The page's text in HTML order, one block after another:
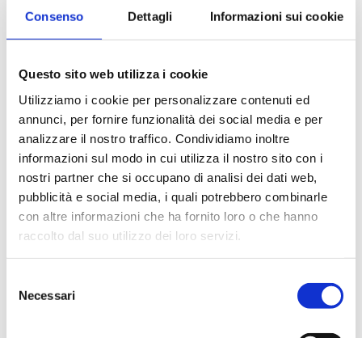
Consenso Dettagli Informazioni sui cookie
Questo sito web utilizza i cookie
Utilizziamo i cookie per personalizzare contenuti ed
annunci, per fornire funzionalità dei social media e per
analizzare il nostro traffico. Condividiamo inoltre
informazioni sul modo in cui utilizza il nostro sito con i
nostri partner che si occupano di analisi dei dati web,
pubblicità e social media, i quali potrebbero combinarle
con altre informazioni che ha fornito loro o che hanno
raccolto dal suo utilizzo dei loro servizi.
delNecessari
Altre News
Come rimanere competitivi nel
settore della moda, dei calzaturifici e
delle pelletterie: strategie per il
successo aziendale
Ottobre 17, 2024
Come ottimizzare la produzione della
tua azienda con il modulo produzione